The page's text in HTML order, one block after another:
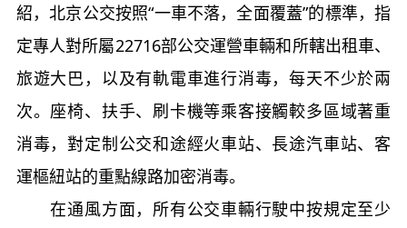
紹，北京公交按照“一車不落，全面覆蓋”的標準，指
定專人對所屬22716部公交運營車輛和所轄出租車、
旅遊大巴，以及有軌電車進行消毒，每天不少於兩
次。座椅、扶手、刷卡機等乘客接觸較多區域著重
消毒，對定制公交和途經火車站、長途汽車站、客
運樞紐站的重點線路加密消毒。
在通風方面，所有公交車輛行駛中按規定至少